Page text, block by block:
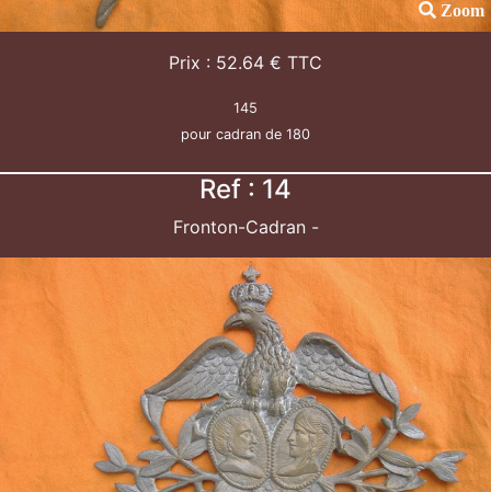
Zoom
Prix : 52.64 € TTC
145
pour cadran de 180
Ref : 14
Fronton-Cadran -